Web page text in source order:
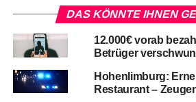
DAS KÖNNTE IHNEN
12.000€ vorab
Betrüger
Hohenlimburg:
Restaurant –